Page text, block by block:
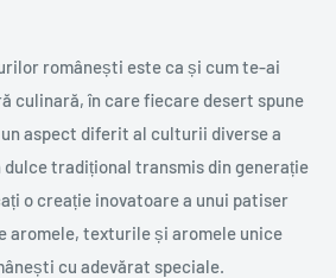
românești este ca și cum te-ai
culinară, în care fiecare desert spune
aspect diferit al culturii diverse a
dulce tradițional transmis din generație
o creație inovatoare a unui patiser
aromele, texturile și aromele unice
cu adevărat speciale.